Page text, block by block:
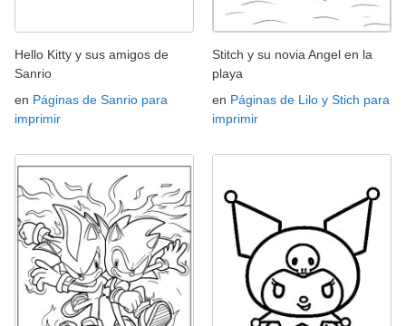
Hello Kitty y sus amigos de
Sanrio
en Páginas de Sanrio para
imprimir
Stitch y su novia Angel en la
playa
en Páginas de Lilo y Stich para
imprimir